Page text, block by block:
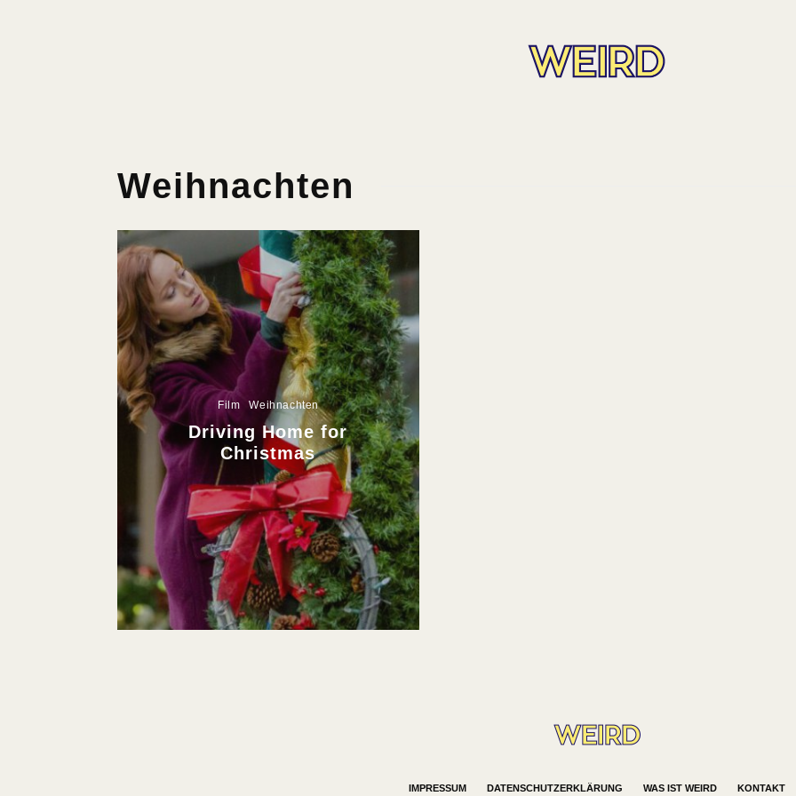
Weihnachten
Film Weihnachten
Driving Home for
Christmas
IMPRESSUM DATENSCHUTZERKLÄRUNG WAS IST WEIRD KONTAKT